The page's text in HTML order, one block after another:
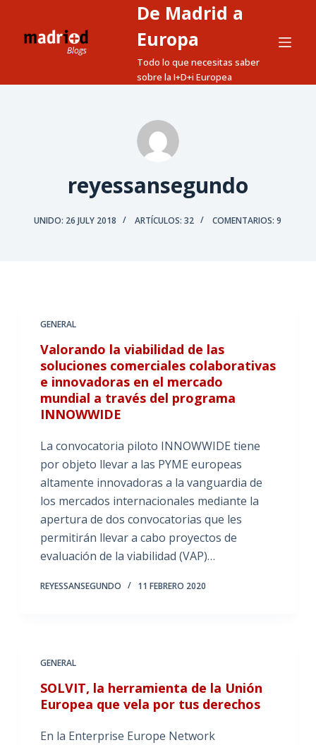
a
De Madrid a
Europa
Todo lo que necesitas saber
sobre la I+D+i Europea
reyessansegundo
UNIDO: 26 JULY 2018 ARTÍCULOS: 32 COMENTARIOS: 9
GENERAL
Valorando la viabilidad de las
soluciones comerciales colaborativas
e innovadoras en el mercado
mundial a través del programa
INNOWWIDE
La convocatoria piloto INNOWWIDE tiene
por objeto llevar a las PYME europeas
altamente innovadoras a la vanguardia de
los mercados internacionales mediante la
apertura de dos convocatorias que les
permitirán llevar a cabo proyectos de
evaluación de la viabilidad (VAP)…
REYESSANSEGUNDO 11 FEBRERO 2020
GENERAL
SOLVIT, la herramienta de la Unión
Europea que vela por tus derechos
En la Enterprise Europe Network